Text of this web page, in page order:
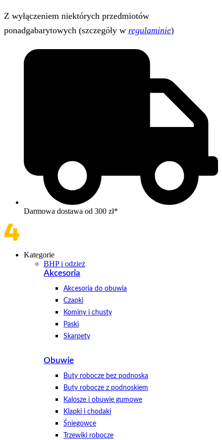
Z wyłączeniem niektórych przedmiotów
ponadgabarytowych (szczegóły w regulaminie)
Darmowa dostawa od 300 zł*
Kategorie
BHP i odzież
Akcesoria
Akcesoria do obuwia
Czapki
Kominy i chusty
Paski
Skarpety
Obuwie
Buty robocze bez podnoska
Buty robocze z podnoskiem
Kalosze i obuwie gumowe
Klapki i chodaki
Śniegowce
Trzewiki robocze